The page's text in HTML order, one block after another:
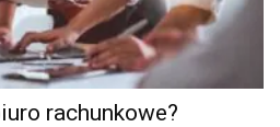
rachunkowe?